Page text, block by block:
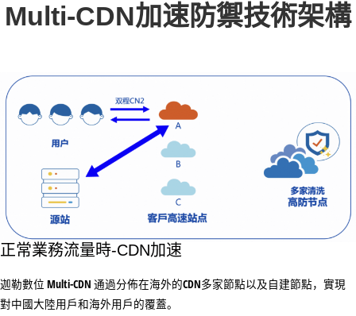
Multi-CDN加速防禦技術架構
正常業務流量時-CDN加速
迦勒數位 Multi-CDN 通過分佈在海外的CDN多家節點以及自建節點，實現
對中國大陸用戶和海外用戶的覆蓋。